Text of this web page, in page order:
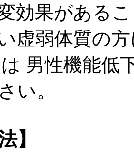
効果がある
虚弱体質の
男性機能低
い。
】